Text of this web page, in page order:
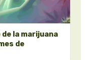
la marijuana
de